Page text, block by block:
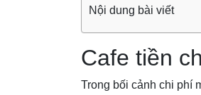
Nội dung bài viết
Cafe tiền
Trong bối cảnh chi phí